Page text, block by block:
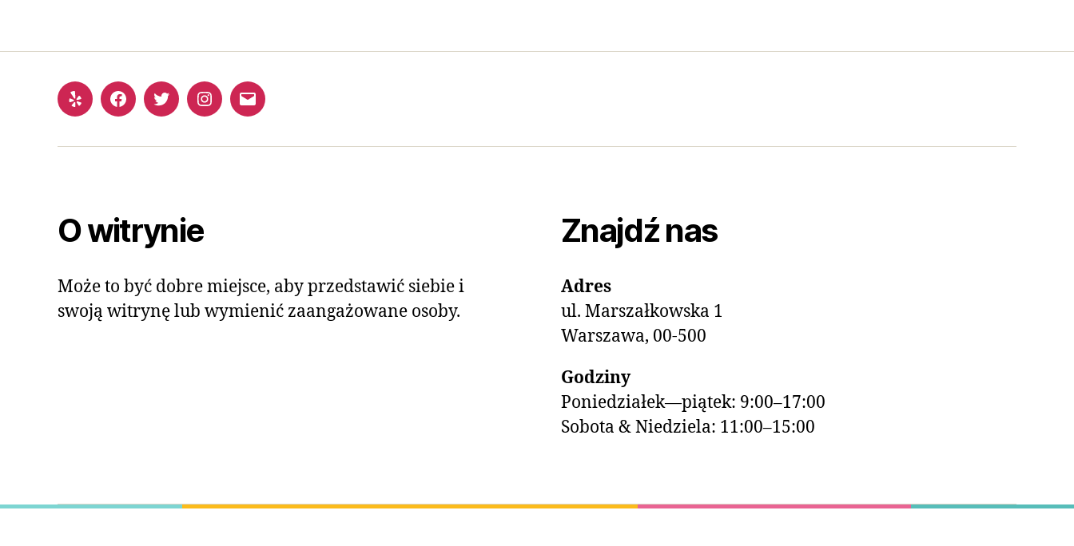
O witrynie
Może to być dobre miejsce, aby przedstawić siebie i
swoją witrynę lub wymienić zaangażowane osoby.
Znajdź nas
Adres
ul. Marszałkowska 1
Warszawa, 00-500
Godziny
Poniedziałek—piątek: 9:00–17:00
Sobota & Niedziela: 11:00–15:00